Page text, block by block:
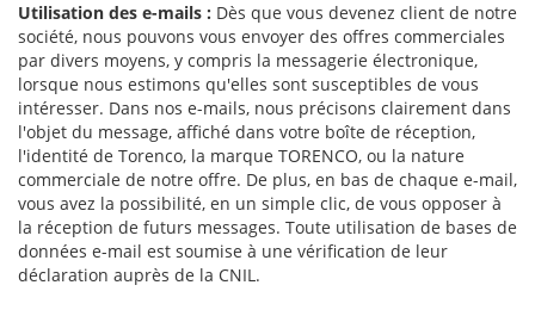
Utilisation des e-mails : Dès que vous devenez client de notre
société, nous pouvons vous envoyer des offres commerciales
par divers moyens, y compris la messagerie électronique,
lorsque nous estimons qu'elles sont susceptibles de vous
intéresser. Dans nos e-mails, nous précisons clairement dans
l'objet du message, affiché dans votre boîte de réception,
l'identité de Torenco, la marque TORENCO, ou la nature
commerciale de notre offre. De plus, en bas de chaque e-mail,
vous avez la possibilité, en un simple clic, de vous opposer à
la réception de futurs messages. Toute utilisation de bases de
données e-mail est soumise à une vérification de leur
déclaration auprès de la CNIL.